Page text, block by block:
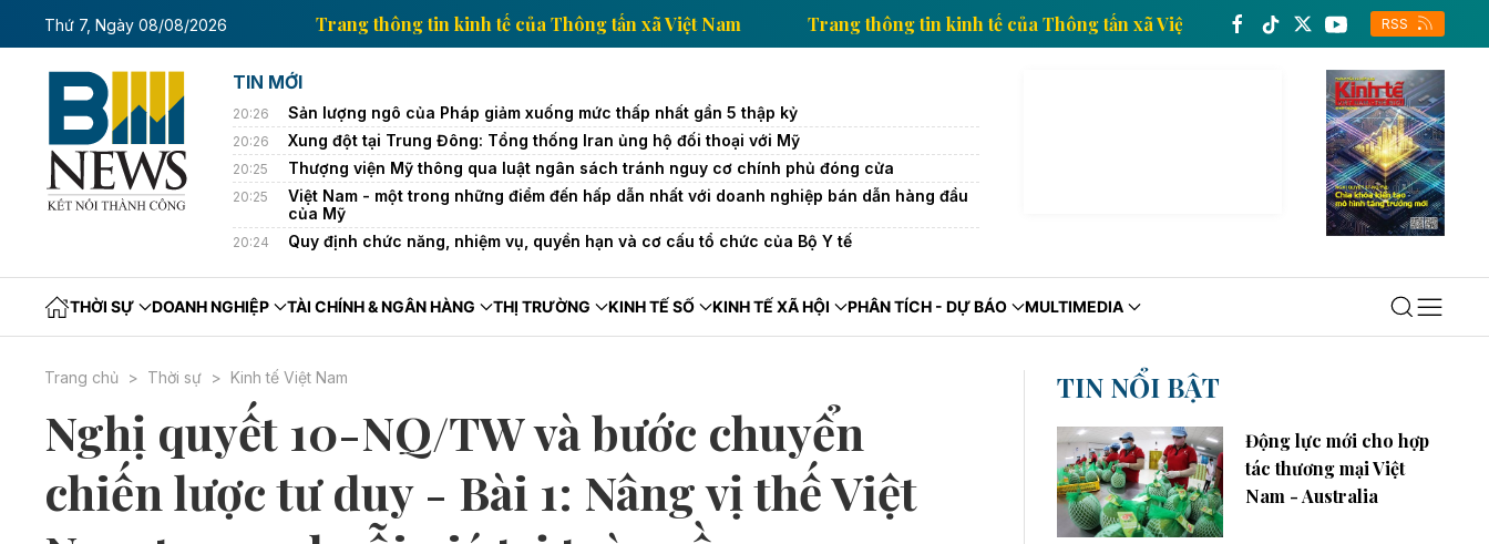
Thứ 7, Ngày 08/08/2026
tin kinh tế của Thông tấn xã Việt Nam Trang thông tin kinh tế của Thông tấn xã Việt Nam Trang thông tin kinh tế của Thông tấn xã Việt Nam Trang
RSS
TIN MỚI
20:26 Sản lượng ngô của Pháp giảm xuống mức thấp nhất gần 5 thập kỷ
20:26 Xung đột tại Trung Đông: Tổng thống Iran ủng hộ đối thoại với Mỹ
20:25 Thượng viện Mỹ thông qua luật ngân sách tránh nguy cơ chính phủ đóng cửa
20:25
Việt Nam - một trong những điểm đến hấp dẫn nhất với doanh nghiệp bán dẫn hàng đầu
của Mỹ
20:24 Quy định chức năng, nhiệm vụ, quyền hạn và cơ cấu tổ chức của Bộ Y tế
THỜI SỰ DOANH NGHIỆP TÀI CHÍNH & NGÂN HÀNG THỊ TRƯỜNG KINH TẾ SỐ KINH TẾ XÃ HỘI PHÂN TÍCH - DỰ BÁO MULTIMEDIA
Trang chủ Thời sự Kinh tế Việt Nam
Nghị quyết 10-NQ/TW và bước chuyển
chiến lược tư duy - Bài 1: Nâng vị thế Việt
TIN NỔI BẬT
Động lực mới cho hợp
tác thương mại Việt
Nam - Australia